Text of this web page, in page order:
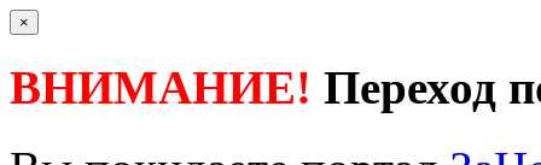
×
ВНИМАНИЕ! Переход